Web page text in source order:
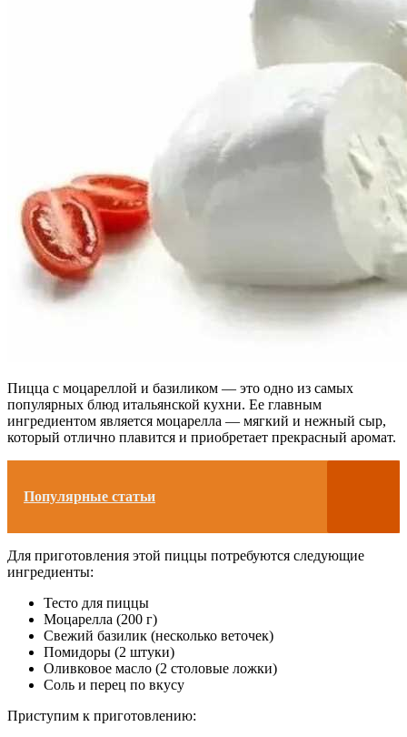
Пицца с моцареллой и базиликом — это одно из самых
популярных блюд итальянской кухни. Ее главным
ингредиентом является моцарелла — мягкий и нежный сыр,
который отлично плавится и приобретает прекрасный аромат.
Популярные статьи
Для приготовления этой пиццы потребуются следующие
ингредиенты:
Тесто для пиццы
Моцарелла (200 г)
Свежий базилик (несколько веточек)
Помидоры (2 штуки)
Оливковое масло (2 столовые ложки)
Соль и перец по вкусу
Приступим к приготовлению: